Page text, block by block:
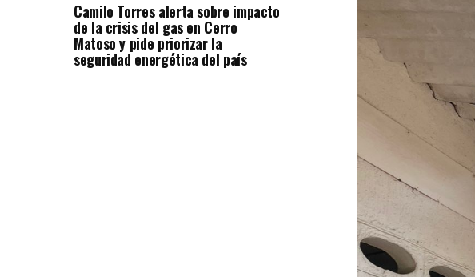
Camilo Torres alerta sobre impacto
de la crisis del gas en Cerro
Matoso y pide priorizar la
seguridad energética del país